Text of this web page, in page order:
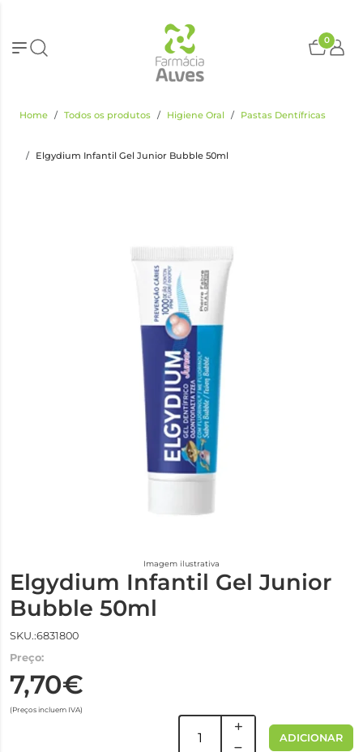
0
Home Todos os produtos Higiene Oral Pastas Dentífricas
Elgydium Infantil Gel Junior Bubble 50ml
Imagem ilustrativa
Elgydium Infantil Gel Junior
Bubble 50ml
SKU.:6831800
Preço:
7,70€
(Preços incluem IVA)
ADICIONAR